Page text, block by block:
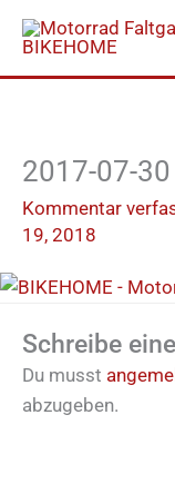
Zum
Inhalt
springen
2017-07-
Kommentar
19, 2018
Schreibe
Du musst
abzugeben.